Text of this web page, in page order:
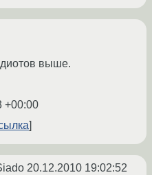
выше.
+00:00
20.12.2010 19:02:52